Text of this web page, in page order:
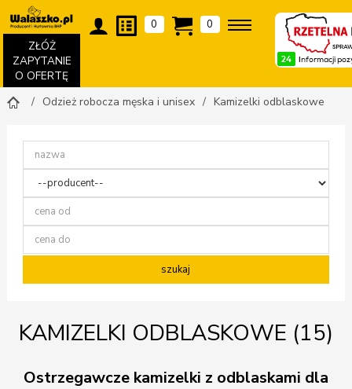
ZŁÓŻ
ZAPYTANIE
O OFERTĘ
0 0
Odzież robocza męska i unisex Kamizelki odblaskowe
KAMIZELKI ODBLASKOWE (15)
Ostrzegawcze kamizelki z odblaskami dla